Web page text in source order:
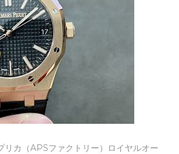
カ（APSファクトリー）ロイヤルオー